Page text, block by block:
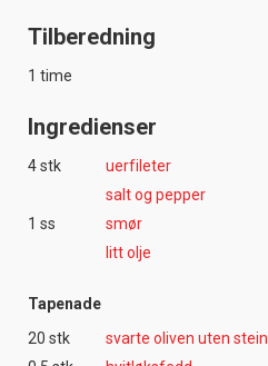
Tilberedning
1 time
Ingredienser
4 stk
uerfileter
salt og pepper
1 ss
smør
litt olje
Tapenade
20 stk
svarte oliven uten stein